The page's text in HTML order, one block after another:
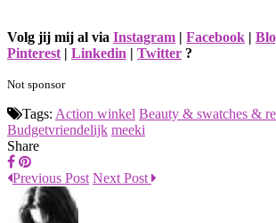
Volg jij mij al via Instagram | Facebook |
Pinterest | Linkedin | Twitter ?
Not sponsor
Tags: Action winkel Beauty & swatches &
Budgetvriendelijk meeki
Share
Previous Post Next Post